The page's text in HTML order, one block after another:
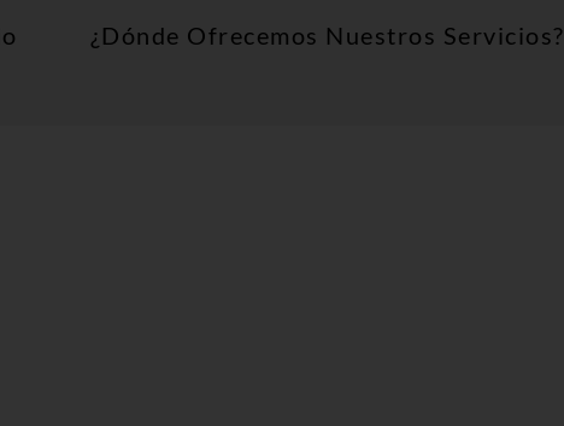
¿Dónde Ofrecemos Nuestros Servicios?